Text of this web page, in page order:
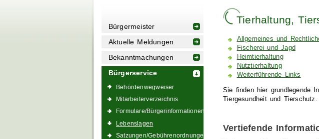
Bürgermeister
Aktuelle Meldungen
Bekanntmachungen
Bürgerservice
Behördenwegweiser
Mitarbeiterverzeichnis
Formulare/Bürgerinformationen
Lebenslagen
Satzungen/Gebührenordnungen
Tierhaltung,
Allgemeines und
Fischerei und Jagd
Heimtierhaltung
Nutztierhaltung
Weiterführende Links
Sie finden hier grundlegende
Tiergesundheit und
Vertiefende